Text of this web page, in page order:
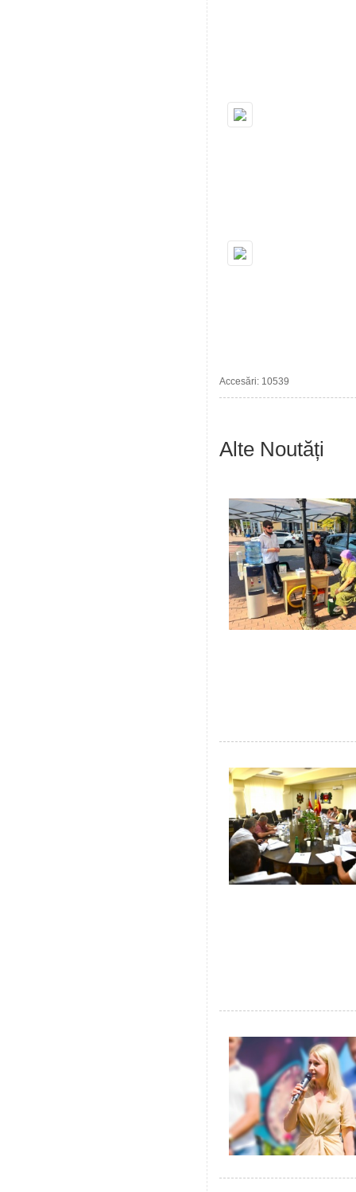
Accesări: 10539
Alte Noutăți